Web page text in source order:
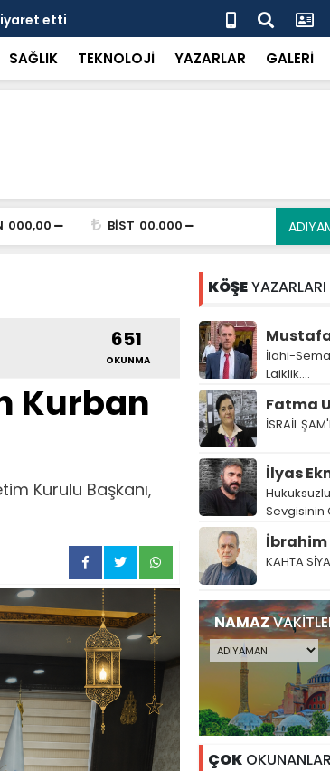
Bakan Göktaş, 34 yıl sonra
SAĞLIK TEKNOLOJİ YAZARLAR GALERİ
000,00 BİST 00.000
651
OKUNMA
Kurban
Kurulu Başkanı,
KÖŞEYAZARLARI
İlahi-
Laiklik….
Fatma
İSRAİL
İlyas
Sevgisinin
İbrahim
KAHTA
NAMAZ
ÇOKOKUNANLAR